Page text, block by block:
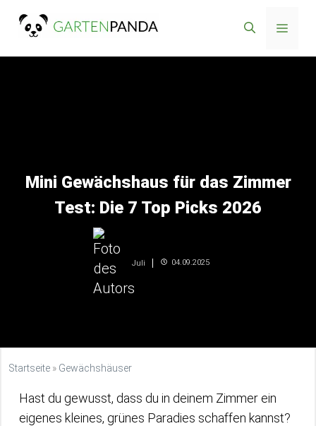
Inhalt
Menü
Mini Gewächshaus für das Zimmer
Test: Die 7 Top Picks 2026
Juli 04.09.2025
Startseite » Gewächshäuser
Hast du gewusst, dass du in deinem Zimmer ein
eigenes kleines, grünes Paradies schaffen kannst?